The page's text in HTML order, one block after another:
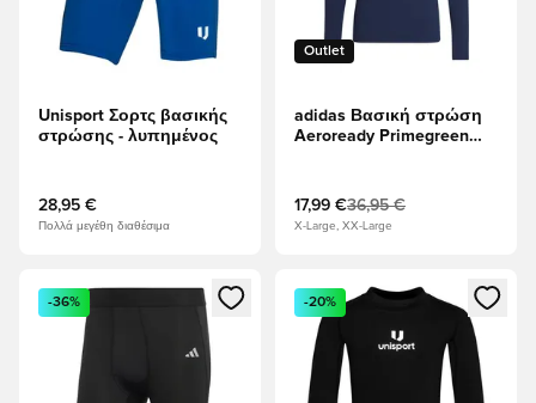
Unisport Σορτς βασικής
στρώσης - λυπημένος
28,95 €
Πολλά μεγέθη διαθέσιμα
Outlet
adidas Βασική στρώση
Aeroready Primegreen
17,99 €36,95 €
X-Large, XX-Large
Ανοίγει ένα Modal για να συνδεθείτε ή να εγγραφείτε ως
-36%
Ανοίγει ένα Modal για να
-20%